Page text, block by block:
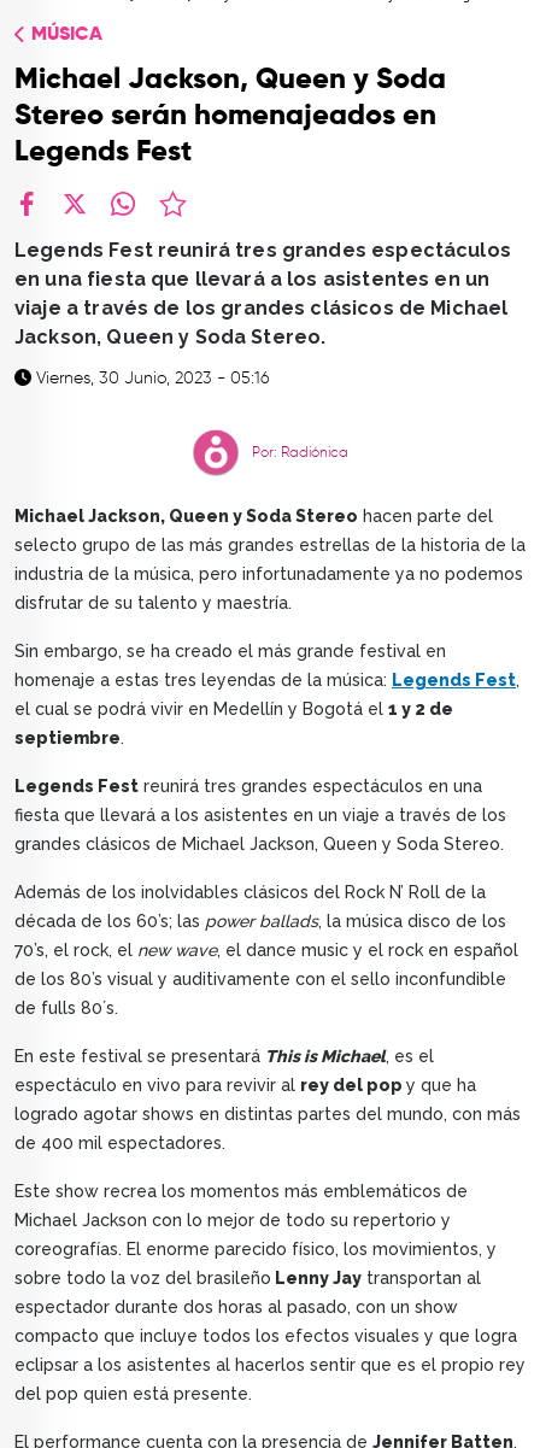
CONTACTO
MÚSICA
Michael Jackson, Queen y Soda
Stereo serán homenajeados en
Legends Fest
Legends Fest reunirá tres grandes espectáculos
en una fiesta que llevará a los asistentes en un
viaje a través de los grandes clásicos de Michael
Jackson, Queen y Soda Stereo.
Viernes, 30 Junio, 2023 - 05:16
Por: Radiónica
Michael Jackson, Queen y Soda Stereo hacen parte del
selecto grupo de las más grandes estrellas de la historia de la
industria de la música, pero infortunadamente ya no podemos
disfrutar de su talento y maestría.
Sin embargo, se ha creado el más grande festival en
homenaje a estas tres leyendas de la música: Legends Fest,
el cual se podrá vivir en Medellín y Bogotá el 1 y 2 de
septiembre.
Legends Fest reunirá tres grandes espectáculos en una
fiesta que llevará a los asistentes en un viaje a través de los
grandes clásicos de Michael Jackson, Queen y Soda Stereo.
Además de los inolvidables clásicos del Rock N’ Roll de la
década de los 60’s; las power ballads, la música disco de los
70’s, el rock, el new wave, el dance music y el rock en español
de los 80’s visual y auditivamente con el sello inconfundible
de fulls 80´s.
En este festival se presentará This is Michael, es el
espectáculo en vivo para revivir al rey del pop y que ha
logrado agotar shows en distintas partes del mundo, con más
de 400 mil espectadores.
Este show recrea los momentos más emblemáticos de
Michael Jackson con lo mejor de todo su repertorio y
coreografías. El enorme parecido físico, los movimientos, y
sobre todo la voz del brasileño Lenny Jay transportan al
espectador durante dos horas al pasado, con un show
compacto que incluye todos los efectos visuales y que logra
eclipsar a los asistentes al hacerlos sentir que es el propio rey
del pop quien está presente.
El performance cuenta con la presencia de Jennifer Batten,